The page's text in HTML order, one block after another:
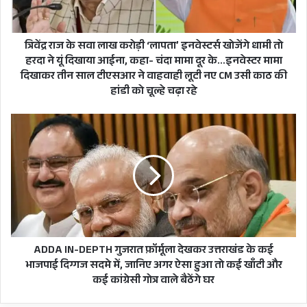
प्रधानमंत्री नरेंद्र मोदी के जन्मदिन को कांग्रेस बेरोजगारी
दिवस के रूप में मना रही है। इसके तहत आज कांग्रेस
मुख्यालय देहरादून में युवा कांग्रेस की ओर से बेरोजगारी
स्टॉल लगाया गया…..कार्यक्रम में कांग्रेस के तमाम शीर्ष
नेता भी उपस्थित रहे……. कांग्रेस प्रदेश अध्यक्ष गणेश
इनवेस्टर्स
खोजेंगे
धामी
हरदा
दिखाया
आईना,
कहा-
चंदा
मामा
इनवेस्टर
मामा
दिखाकर
त्रिवेंद्र राज के सवा लाख करोड़ी ‘लापता’ इनवेस्टर्स खोजेंगे धामी तो
हरदा ने यूं दिखाया आईना, कहा- चंदा मामा दूर के…इनवेस्टर मामा
दिखाकर तीन साल टीएसआर ने वाहवाही लूटी नए CM उसी काठ की
हांडी को चूल्हे चढ़ा रहे
DEPTH
गुजरात
फ़ॉर्मूला
देखकर
उत्तराखंड
के
कई
भाजपाई
दिग्गज
ADDA IN-DEPTH गुजरात फ़ॉर्मूला देखकर उत्तराखंड के कई
भाजपाई दिग्गज सदमे में, जानिए अगर ऐसा हुआ तो कई खाँटी और
कई कांग्रेसी गोत्र वाले बैठेंगे घर